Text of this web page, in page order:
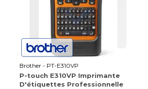
Brother - PT-E310VP
P-touch E310VP Imprimante
D'étiquettes Professionnelle